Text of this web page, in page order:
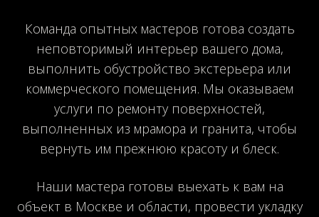
Команда опытных мастеров готова создать
неповторимый интерьер вашего дома,
выполнить обустройство экстерьера или
коммерческого помещения. Мы оказываем
услуги по ремонту поверхностей,
выполненных из мрамора и гранита, чтобы
вернуть им прежнюю красоту и блеск.
Наши мастера готовы выехать к вам на
объект в Москве и области, провести укладку